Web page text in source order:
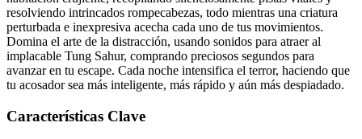
resolviendo intrincados rompecabezas, todo mientras una criatura
perturbada e inexpresiva acecha cada uno de tus movimientos.
Domina el arte de la distracción, usando sonidos para atraer al
implacable Tung Sahur, comprando preciosos segundos para
avanzar en tu escape. Cada noche intensifica el terror, haciendo que
tu acosador sea más inteligente, más rápido y aún más despiadado.
Características Clave